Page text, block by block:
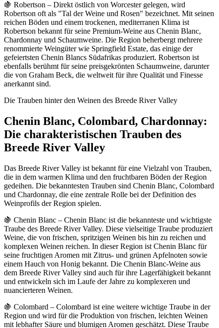
🍇 Robertson – Direkt östlich von Worcester gelegen, wird
Robertson oft als "Tal der Weine und Rosen" bezeichnet. Mit seinen
reichen Böden und einem trockenen, mediterranen Klima ist
Robertson bekannt für seine Premium-Weine aus Chenin Blanc,
Chardonnay und Schaumweine. Die Region beherbergt mehrere
renommierte Weingüter wie Springfield Estate, das einige der
gefeiertsten Chenin Blancs Südafrikas produziert. Robertson ist
ebenfalls berühmt für seine preisgekrönten Schaumweine, darunter
die von Graham Beck, die weltweit für ihre Qualität und Finesse
anerkannt sind.
Die Trauben hinter den Weinen des Breede River Valley
Chenin Blanc, Colombard, Chardonnay:
Die charakteristischen Trauben des
Breede River Valley
Das Breede River Valley ist bekannt für eine Vielzahl von Trauben,
die in dem warmen Klima und den fruchtbaren Böden der Region
gedeihen. Die bekanntesten Trauben sind Chenin Blanc, Colombard
und Chardonnay, die eine zentrale Rolle bei der Definition des
Weinprofils der Region spielen.
🍇 Chenin Blanc – Chenin Blanc ist die bekannteste und wichtigste
Traube des Breede River Valley. Diese vielseitige Traube produziert
Weine, die von frischen, spritzigen Weinen bis hin zu reichen und
komplexen Weinen reichen. In dieser Region ist Chenin Blanc für
seine fruchtigen Aromen mit Zitrus- und grünen Apfelnoten sowie
einem Hauch von Honig bekannt. Die Chenin Blanc-Weine aus
dem Breede River Valley sind auch für ihre Lagerfähigkeit bekannt
und entwickeln sich im Laufe der Jahre zu komplexeren und
nuancierteren Weinen.
🍇 Colombard – Colombard ist eine weitere wichtige Traube in der
Region und wird für die Produktion von frischen, leichten Weinen
mit lebhafter Säure und blumigen Aromen geschätzt. Diese Traube